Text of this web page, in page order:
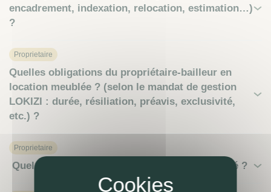
encadrement, indexation, relocation, estimation…)
?
Proprietaire
Quelles obligations du propriétaire-bailleur en
location meublée ? (selon le mandat de gestion
LOKIZI : durée, résiliation, préavis, exclusivité,
etc.) ?
Proprietaire
Quel mobilier obligatoire pour louer en meublé ?